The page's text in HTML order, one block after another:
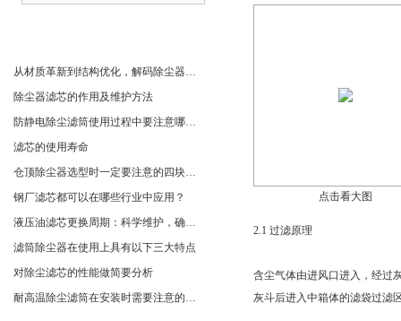
点击看大图
2.1 过滤原理
含尘气体由进风口进入，经过
灰斗后进入中箱体的滤袋过滤
从材质革新到结构优化，解码除尘器滤芯性能跃升的核心逻辑
除尘器滤芯的作用及维护方法
防静电除尘滤筒使用过程中要注意哪些事项
滤芯的使用寿命
仓顶除尘器选型时一定要注意的四块内容
钢厂滤芯都可以在哪些行业中应用？
液压油滤芯更换周期：科学维护，确保系统稳定
滤筒除尘器在使用上具有以下三大特点
对除尘滤芯的性能做简要分析
耐高温除尘滤筒在安装时需要注意的事项